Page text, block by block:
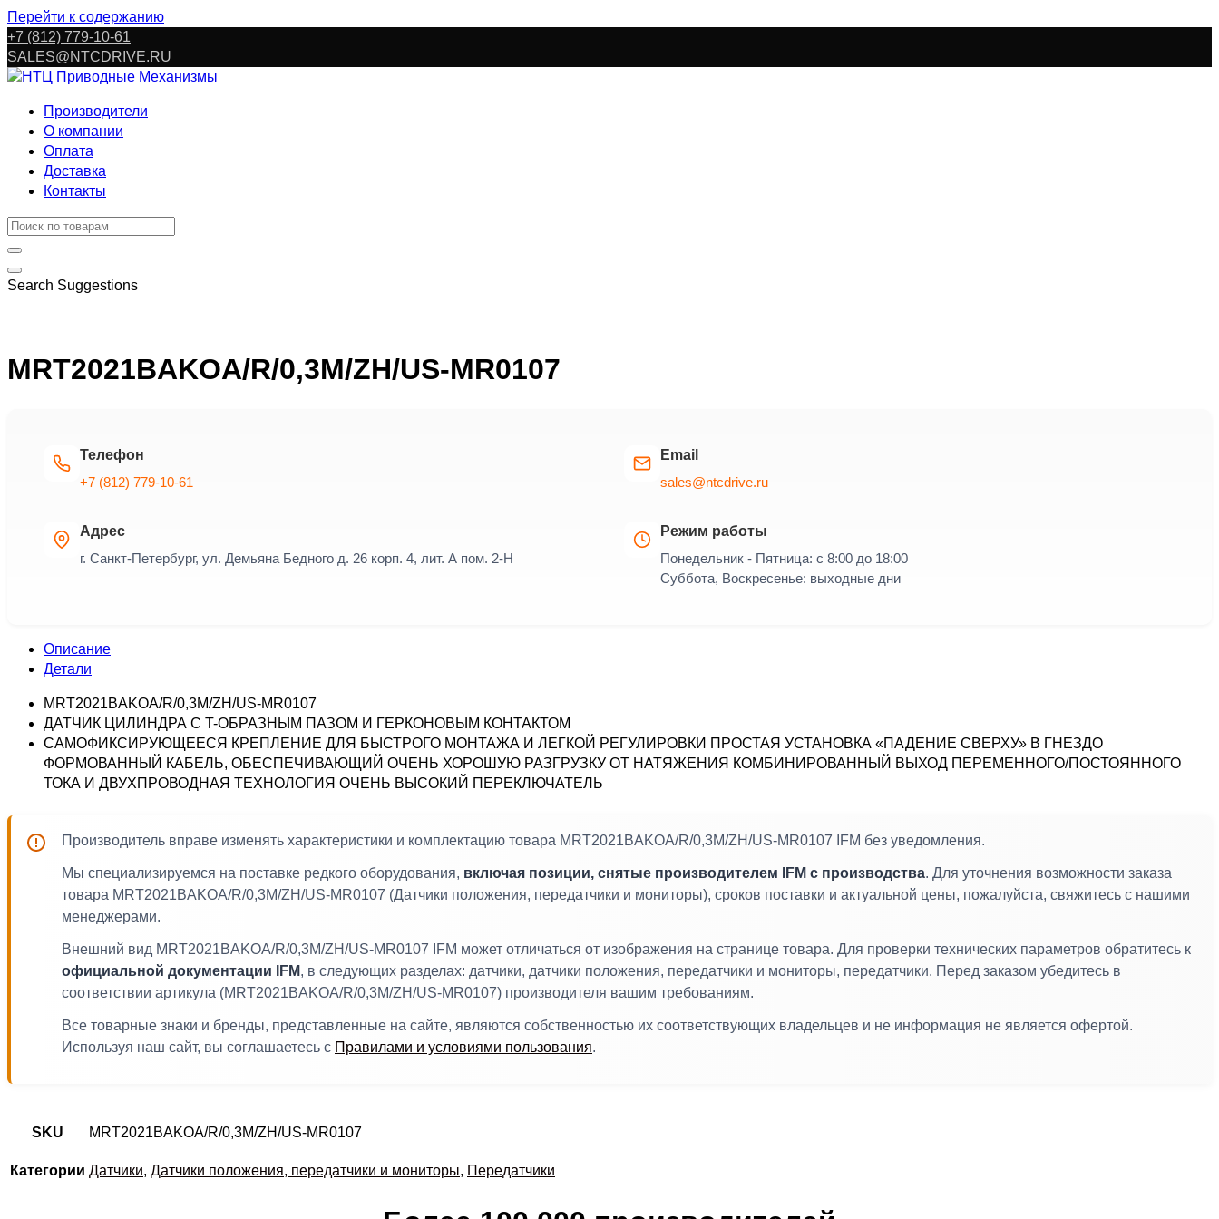
Перейти к содержанию
+7 (812) 779-10-61
SALES@NTCDRIVE.RU
Производители
О компании
Оплата
Доставка
Контакты
Search Suggestions
MRT2021BAKOA/R/0,3M/ZH/US-MR0107
Телефон
+7 (812) 779-10-61
Email
sales@ntcdrive.ru
Адрес
г. Санкт-Петербург, ул. Демьяна Бедного д. 26 корп. 4, лит. А пом. 2-Н
Режим работы
Понедельник - Пятница: с 8:00 до 18:00
Суббота, Воскресенье: выходные дни
Описание
Детали
MRT2021BAKOA/R/0,3M/ZH/US-MR0107
ДАТЧИК ЦИЛИНДРА С T-ОБРАЗНЫМ ПАЗОМ И ГЕРКОНОВЫМ КОНТАКТОМ
САМОФИКСИРУЮЩЕЕСЯ КРЕПЛЕНИЕ ДЛЯ БЫСТРОГО МОНТАЖА И ЛЕГКОЙ РЕГУЛИРОВКИ ПРОСТАЯ УСТАНОВКА «ПАДЕНИЕ СВЕРХУ» В ГНЕЗДО
ФОРМОВАННЫЙ КАБЕЛЬ, ОБЕСПЕЧИВАЮЩИЙ ОЧЕНЬ ХОРОШУЮ РАЗГРУЗКУ ОТ НАТЯЖЕНИЯ КОМБИНИРОВАННЫЙ ВЫХОД ПЕРЕМЕННОГО/ПОСТОЯННОГО
ТОКА И ДВУХПРОВОДНАЯ ТЕХНОЛОГИЯ ОЧЕНЬ ВЫСОКИЙ ПЕРЕКЛЮЧАТЕЛЬ
Производитель вправе изменять характеристики и комплектацию товара MRT2021BAKOA/R/0,3M/ZH/US-MR0107 IFM без уведомления.
Мы специализируемся на поставке редкого оборудования, включая позиции, снятые производителем IFM с производства. Для уточнения возможности заказа
товара MRT2021BAKOA/R/0,3M/ZH/US-MR0107 (Датчики положения, передатчики и мониторы), сроков поставки и актуальной цены, пожалуйста, свяжитесь с нашими
менеджерами.
Внешний вид MRT2021BAKOA/R/0,3M/ZH/US-MR0107 IFM может отличаться от изображения на странице товара. Для проверки технических параметров обратитесь к
официальной документации IFM, в следующих разделах: датчики, датчики положения, передатчики и мониторы, передатчики. Перед заказом убедитесь в
соответствии артикула (MRT2021BAKOA/R/0,3M/ZH/US-MR0107) производителя вашим требованиям.
Все товарные знаки и бренды, представленные на сайте, являются собственностью их соответствующих владельцев и не информация не является офертой.
Используя наш сайт, вы соглашаетесь с Правилами и условиями пользования.
SKU MRT2021BAKOA/R/0,3M/ZH/US-MR0107
Категории Датчики, Датчики положения, передатчики и мониторы, Передатчики